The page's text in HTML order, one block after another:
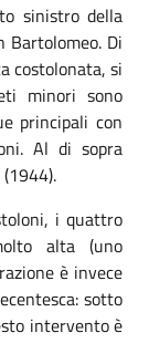
sinistro della
Bartolomeo. Di
costolonata, si
minori sono
principali con
Al di sopra
i quattro
alta (uno
è invece
sotto
intervento è